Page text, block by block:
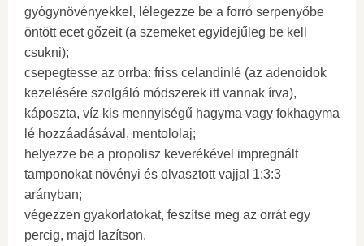
gyógynövényekkel, lélegezze be a forró serpenyőbe
öntött ecet gőzeit (a szemeket egyidejűleg be kell
csukni);
csepegtesse az orrba: friss celandinlé (az adenoidok
kezelésére szolgáló módszerek itt vannak írva),
káposzta, víz kis mennyiségű hagyma vagy fokhagyma
lé hozzáadásával, mentololaj;
helyezze be a propolisz keverékével impregnált
tamponokat növényi és olvasztott vajjal 1:3:3
arányban;
végezzen gyakorlatokat, feszítse meg az orrát egy
percig, majd lazítson.